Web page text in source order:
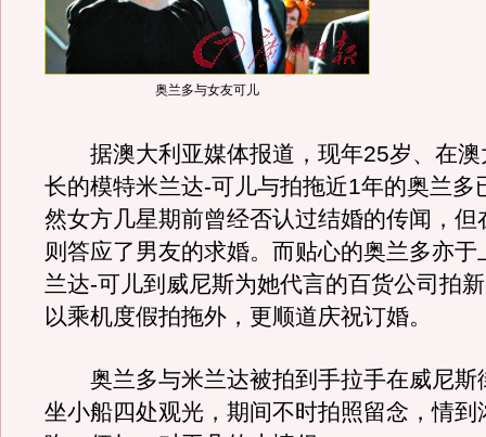
奥兰多与女友可儿
据澳大利亚媒体报道，现年25岁、在澳
长的模特米兰达-可儿与拍拖近1年的奥兰多
然女方几星期前曾经否认过结婚的传闻，但
则答应了男友的求婚。而贴心的奥兰多亦于
兰达-可儿到威尼斯为她代言的百货公司拍
以乘机度假拍拖外，更顺道庆祝订婚。
奥兰多与米兰达被拍到手拉手在威尼斯
坐小船四处观光，期间不时拍照留念，情到